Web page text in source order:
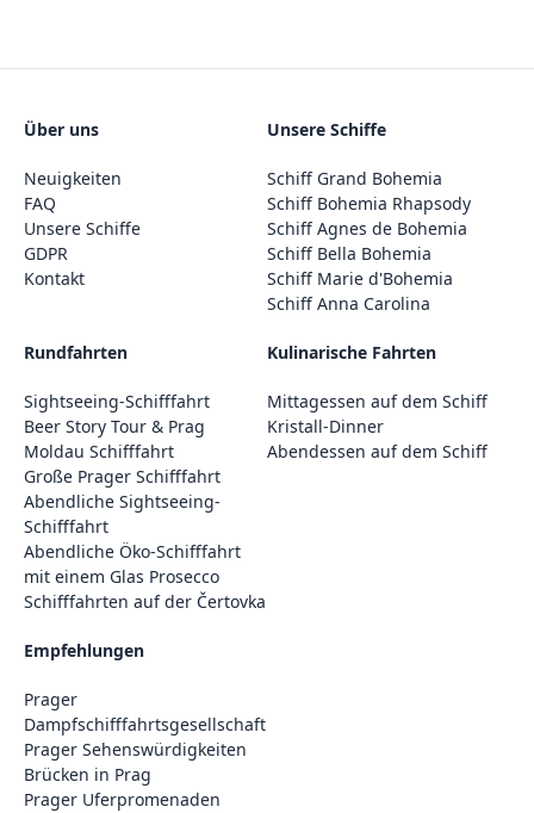
Über uns
Neuigkeiten
FAQ
Unsere Schiffe
GDPR
Kontakt
Unsere Schiffe
Schiff Grand Bohemia
Schiff Bohemia Rhapsody
Schiff Agnes de Bohemia
Schiff Bella Bohemia
Schiff Marie d'Bohemia
Schiff Anna Carolina
Rundfahrten
Sightseeing-Schifffahrt
Beer Story Tour & Prag
Moldau Schifffahrt
Große Prager Schifffahrt
Abendliche Sightseeing-
Schifffahrt
Abendliche Öko-Schifffahrt
mit einem Glas Prosecco
Schifffahrten auf der Čertovka
Kulinarische Fahrten
Mittagessen auf dem Schiff
Kristall-Dinner
Abendessen auf dem Schiff
Empfehlungen
Prager
Dampfschifffahrtsgesellschaft
Prager Sehenswürdigkeiten
Brücken in Prag
Prager Uferpromenaden